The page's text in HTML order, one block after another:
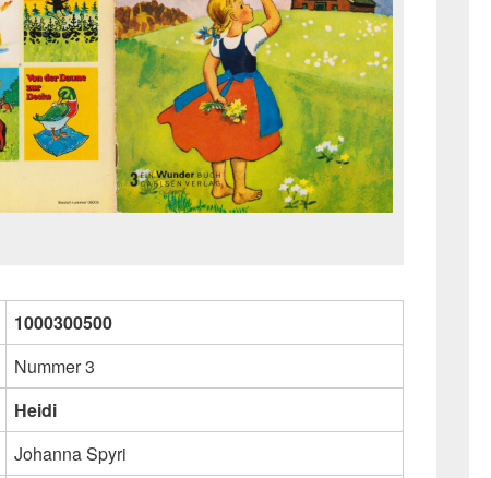
1000300500
Nummer 3
Heidi
Johanna Spyri